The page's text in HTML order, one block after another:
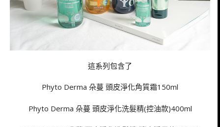
這系列包含了
Phyto Derma 朵蔓 頭皮淨化角質霜150ml
Phyto Derma 朵蔓 頭皮淨化洗髮精(控油款)400ml